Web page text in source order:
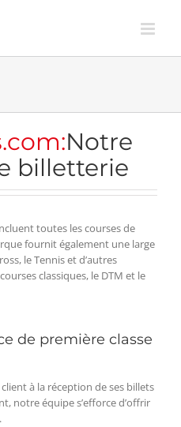
Notre
billetterie
toutes les courses de
fournit également une large
le Tennis et d’autres
classiques, le DTM et le
de première classe
à la réception de ses billets
notre équipe s’efforce d’offrir